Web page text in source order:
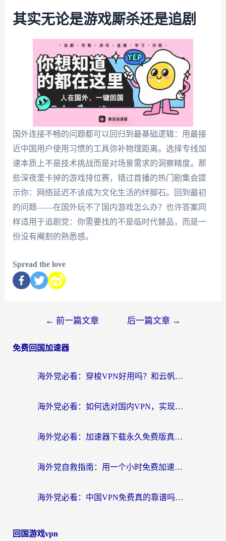
其实无论是游戏厮杀还是追剧
国外连接不畅的问题都可以回归到最基础逻辑：用最接
近中国用户使用习惯的工具弥补物理距离。选择专线加
速本质上不是技术挑战而是对场景需求的洞察精度。那
些深夜里卡掉的游戏排位赛，错过首播的热门剧集会提
示你：网络延迟不该成为文化生活的绊脚石。回到最初
的问题——在国外玩不了国内游戏怎么办？也许答案同
样适用于追剧党：你需要找的不是临时代替品，而是一
份没有阉割的熟悉感。
Spread the love
← 前一篇文章 后一篇文章 →
免费回国加速器
海外党必看：穿梭VPN好用吗？和云帆VPN对比哪个回国效果更好？附真实测评+避坑指南
海外党必看：如何选对国内VPN，实现无缝访问国内资源？
海外党必看：加速器下载永久免费版真的存在吗？教你无缝访问国内资源的正确姿势
海外党自救指南：用一个小时免费加速器，轻松打破国内资源访问壁垒？
海外党必看：中国VPN免费真的靠谱吗？手把手教你选对回国加速器
回国游戏vpn